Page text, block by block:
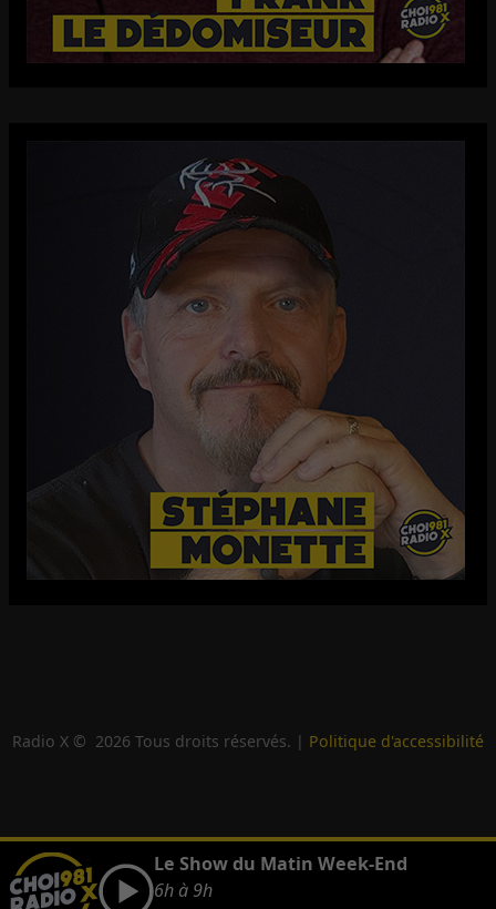
Radio X © 2026 Tous droits réservés. | Politique d'accessibilité
Le Show du Matin Week-End
6h à 9h